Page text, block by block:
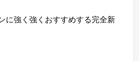
に強く強くおすすめする完全新